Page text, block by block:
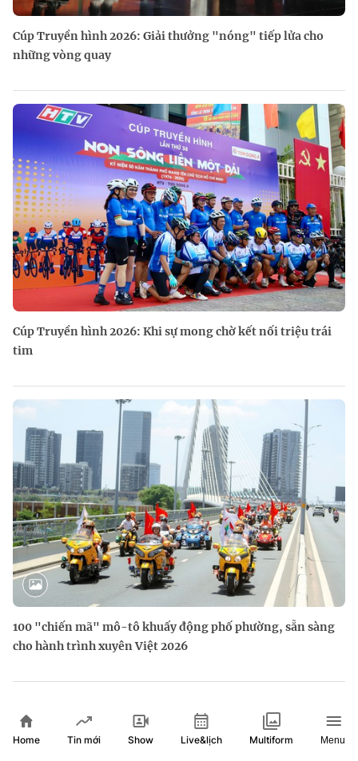
Cúp Truyền hình 2026: Giải thưởng "nóng" tiếp lửa cho
những vòng quay
Cúp Truyền hình 2026: Khi sự mong chờ kết nối triệu trái
tim
100 "chiến mã" mô-tô khuấy động phố phường, sẵn sàng
cho hành trình xuyên Việt 2026
Home Tin mới Show Live&lịch Multiform Menu